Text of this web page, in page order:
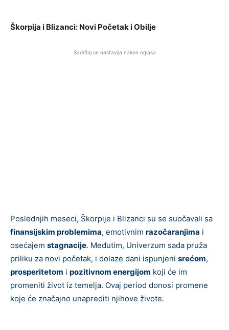
Škorpija i Blizanci: Novi Početak i Obilje
Sadržaj se nastavlja nakon oglasa
Poslednjih meseci, Škorpije i Blizanci su se suočavali sa
finansijskim problemima, emotivnim razočaranjima i
osećajem stagnacije. Međutim, Univerzum sada pruža
priliku za novi početak, i dolaze dani ispunjeni srećom,
prosperitetom i pozitivnom energijom koji će im
promeniti život iz temelja. Ovaj period donosi promene
koje će značajno unaprediti njihove živote.